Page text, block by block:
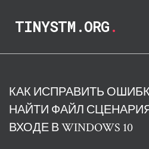
TINYSTM.ORG.
КАК ИСПРАВИТЬ
НАЙТИ ФАЙЛ СЦЕНАРИЯ
ВХОДЕ В WINDOWS 10